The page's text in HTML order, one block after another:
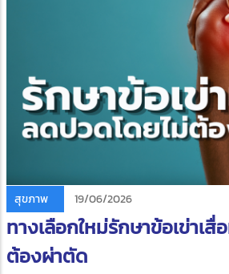
สุขภาพ 19/06/2026
ทางเลือกใหม่รักษาข้อเข่าเ
ต้องผ่าตัด